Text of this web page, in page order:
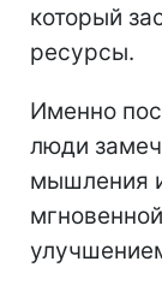
который
ресурсы.
Именно
люди
мышления